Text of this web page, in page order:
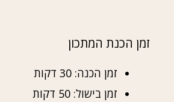
זמן הכנת המתכון
זמן הכנה: 30 דקות
זמן בישול: 50 דקות